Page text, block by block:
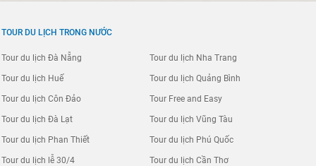
TOUR DU LỊCH TRONG NƯỚC
Tour du lịch Đà Nẵng
Tour du lịch Huế
Tour du lịch Côn Đảo
Tour du lịch Nha Trang
Tour du lịch Quảng Bình
Tour Free and Easy
Tour du lịch Đà Lạt
Tour du lịch Phan Thiết
Tour du lịch lễ 30/4
Tour du lịch Vũng Tàu
Tour du lịch Phú Quốc
Tour du lịch Cần Thơ